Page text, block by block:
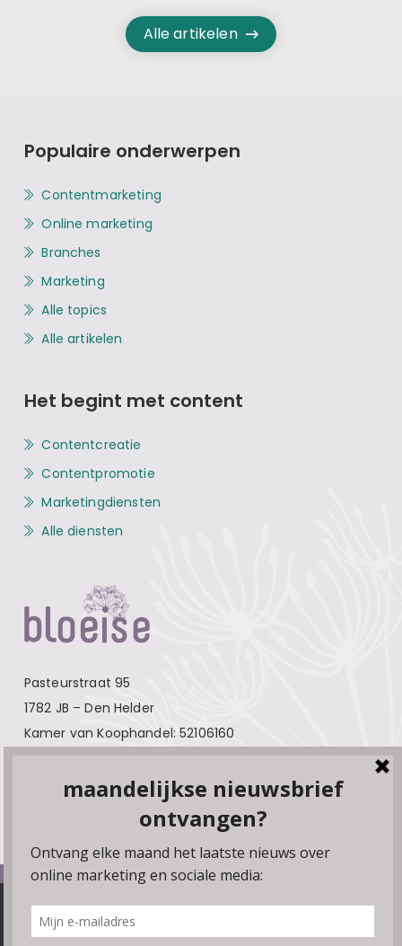
Alle artikelen
Pasteurstraat 95
1782 JB – Den Helder
Kamer van Koophandel: 52106160
Over Bloeise
Populaire onderwerpen
Contentmarketing
Online marketing
Branches
Marketing
Alle topics
Alle artikelen
Het begint met content
Contentcreatie
Contentpromotie
Marketingdiensten
Alle diensten
Privacyverklaring
We gebruiken cookies, plugins en pixels om ervoor te zorgen
dat onze website soepel draait. Als je doorgaat met het
gebruiken van de website, gaan we er vanuit dat je hiermee